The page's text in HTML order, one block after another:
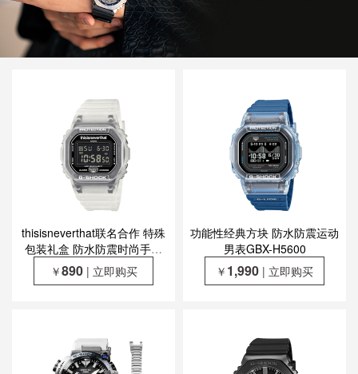
thisisneverthat联名合作 特殊
包装礼盒 防水防震时尚手表
DW-5600TNT-7PR
￥890 | 立即购买
功能性经典方块 防水防震运动
男表GBX-H5600
￥ 1,990 | 立即购买